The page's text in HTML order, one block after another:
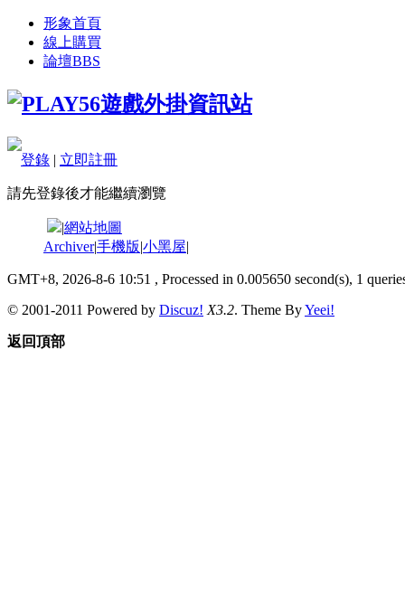
形象首頁
線上購買
論壇BBS
登錄 | 立即註冊
請先登錄後才能繼續瀏覽
|網站地圖
Archiver|手機版|小黑屋|
GMT+8, 2026-8-6 10:51 , Processed in 0.005650 second(s), 1
© 2001-2011 Powered by Discuz! X3.2. Theme ByYeei!
返回頂部